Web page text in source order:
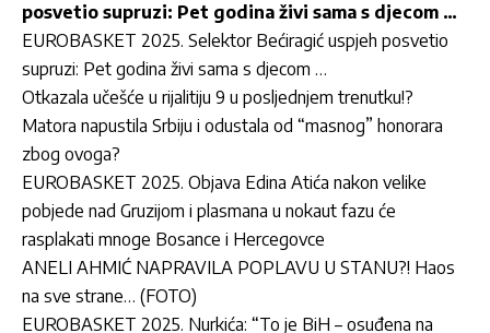
posvetio supruzi: Pet godina živi sama s djecom …
EUROBASKET 2025. Selektor Bećiragić uspjeh posvetio
supruzi: Pet godina živi sama s djecom …
Otkazala učešće u rijalitiju 9 u posljednjem trenutku!?
Matora napustila Srbiju i odustala od “masnog” honorara
zbog ovoga?
EUROBASKET 2025. Objava Edina Atića nakon velike
pobjede nad Gruzijom i plasmana u nokaut fazu će
rasplakati mnoge Bosance i Hercegovce
ANELI AHMIĆ NAPRAVILA POPLAVU U STANU?! Haos
na sve strane… (FOTO)
EUROBASKET 2025. Nurkića: “To je BiH – osuđena na